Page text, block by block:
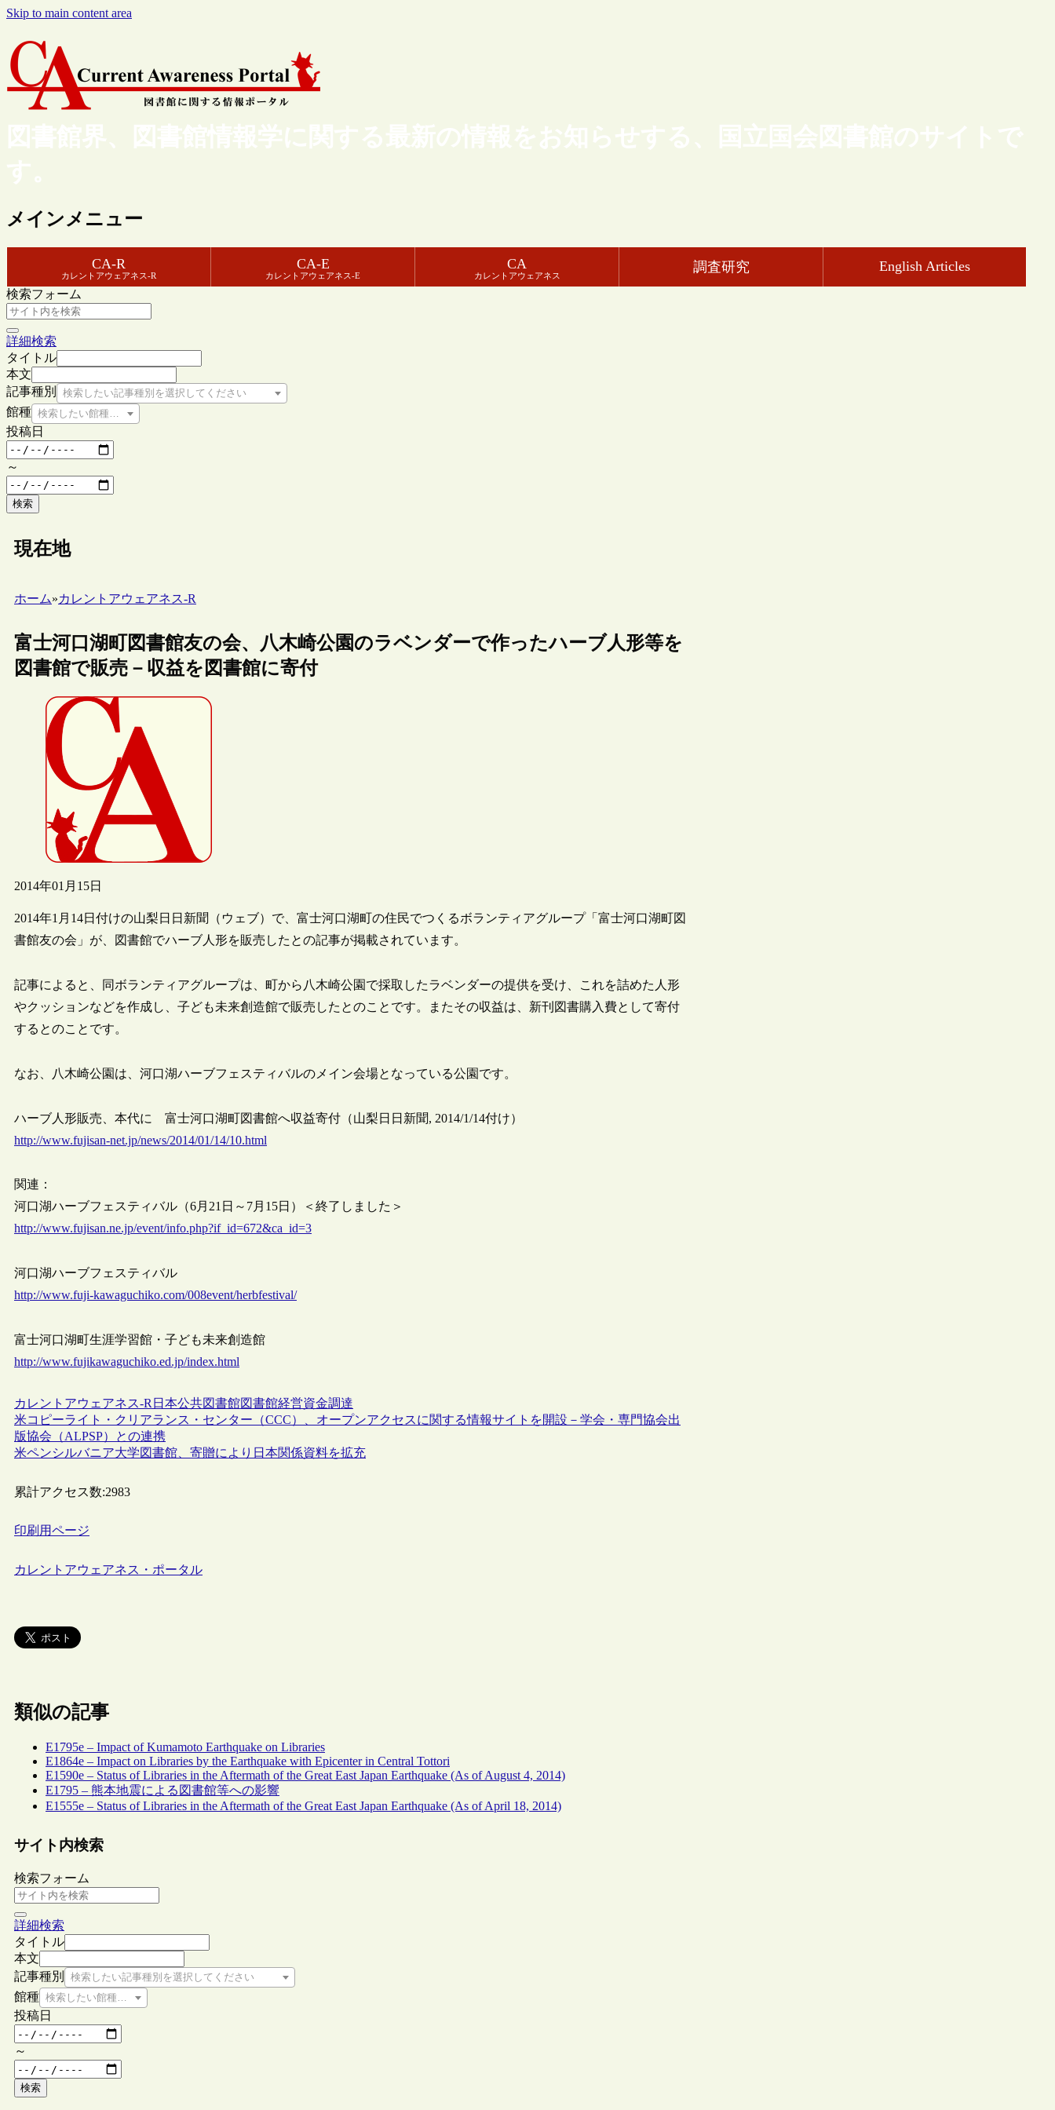
Skip to main content area
図書館界、図書館情報学に関する最新の情報をお知らせする、国立国会図書館のサイトで
す。
メインメニュー
CA-R
カレントアウェアネス-R
CA-E
カレントアウェアネス-E
CA
カレントアウェアネス
調査研究 English Articles
検索フォーム
詳細検索
タイトル
本文
記事種別
検索したい記事種別を選択してください
館種 検索したい館種を選択してください
投稿日
～
検索
現在地
ホーム»カレントアウェアネス-R
富士河口湖町図書館友の会、八木崎公園のラベンダーで作ったハーブ人形等を
図書館で販売－収益を図書館に寄付
2014年01月15日
2014年1月14日付けの山梨日日新聞（ウェブ）で、富士河口湖町の住民でつくるボランティアグループ「富士河口湖町図
書館友の会」が、図書館でハーブ人形を販売したとの記事が掲載されています。
記事によると、同ボランティアグループは、町から八木崎公園で採取したラベンダーの提供を受け、これを詰めた人形
やクッションなどを作成し、子ども未来創造館で販売したとのことです。またその収益は、新刊図書購入費として寄付
するとのことです。
なお、八木崎公園は、河口湖ハーブフェスティバルのメイン会場となっている公園です。
ハーブ人形販売、本代に 富士河口湖町図書館へ収益寄付（山梨日日新聞, 2014/1/14付け）
http://www.fujisan-net.jp/news/2014/01/14/10.html
関連：
河口湖ハーブフェスティバル（6月21日～7月15日）＜終了しました＞
http://www.fujisan.ne.jp/event/info.php?if_id=672&ca_id=3
河口湖ハーブフェスティバル
http://www.fuji-kawaguchiko.com/008event/herbfestival/
富士河口湖町生涯学習館・子ども未来創造館
http://www.fujikawaguchiko.ed.jp/index.html
カレントアウェアネス-R 日本公共図書館図書館経営資金調達
米コピーライト・クリアランス・センター（CCC）、オープンアクセスに関する情報サイトを開設－学会・専門協会出
版協会（ALPSP）との連携
米ペンシルバニア大学図書館、寄贈により日本関係資料を拡充
累計アクセス数:2983
印刷用ページ
カレントアウェアネス・ポータル
類似の記事
E1795e – Impact of Kumamoto Earthquake on Libraries
E1864e – Impact on Libraries by the Earthquake with Epicenter in Central Tottori
E1590e – Status of Libraries in the Aftermath of the Great East Japan Earthquake (As of August 4, 2014)
E1795 – 熊本地震による図書館等への影響
E1555e – Status of Libraries in the Aftermath of the Great East Japan Earthquake (As of April 18, 2014)
サイト内検索
検索フォーム
詳細検索
タイトル
本文
記事種別
検索したい記事種別を選択してください
館種 検索したい館種を選択してください
投稿日
～
検索